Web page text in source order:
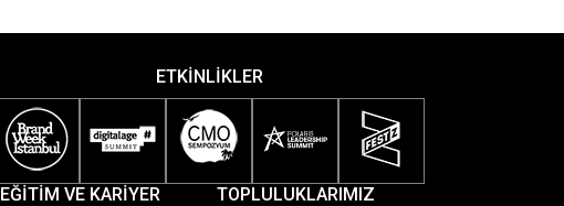
ETKİNLİKLER
EĞİTİM VE KARİYER TOPLULUKLARIMIZ